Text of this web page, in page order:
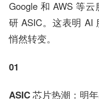
Google 和 AWS 等
研 ASIC。这表明 AI
悄然转变。
01
ASIC 芯片热潮：明